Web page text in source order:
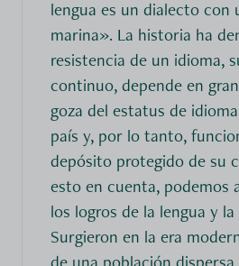
lengua es un dialecto con
marina». La historia ha
resistencia de un idioma,
continuo, depende en
goza del estatus de
país y, por lo tanto,
depósito protegido de su
esto en cuenta, podemos
los logros de la lengua y
Surgieron en la era